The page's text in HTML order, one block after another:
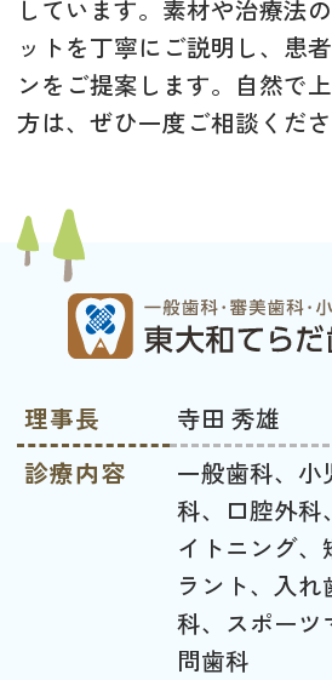
しています。素材や治療法
ットを丁寧にご説明し、患
ンをご提案します。自然で
方は、ぜひ一度ご相談くださ
理事長
寺田 秀雄
診療内容
一般歯科、小
科、口腔外科
イトニング
ラント、入
科、スポーツ
問歯科